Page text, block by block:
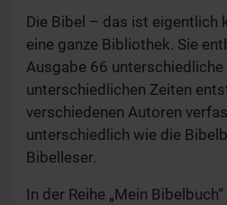
Die Bibel – das ist eigentlich
eine ganze Bibliothek. Sie
Ausgabe 66 unterschiedliche
unterschiedlichen Zeiten
verschiedenen Autoren
unterschiedlich wie die
Bibelleser.
In der Reihe „Mein